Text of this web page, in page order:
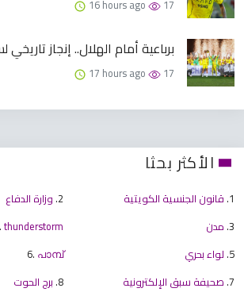
16 hours ago 17
برباعية أمام الهلال.. إنجاز تاريخي
17 hours ago 17
الأكثر بحثا
1. قانون الجنسية الكويتية 2. وزارة الدفاع
3. مدن
thunderstorm
5. لواء بحري 6. പാമ്പ്
7. صحيفة سبق الإلكترونية 8. برج الحوت